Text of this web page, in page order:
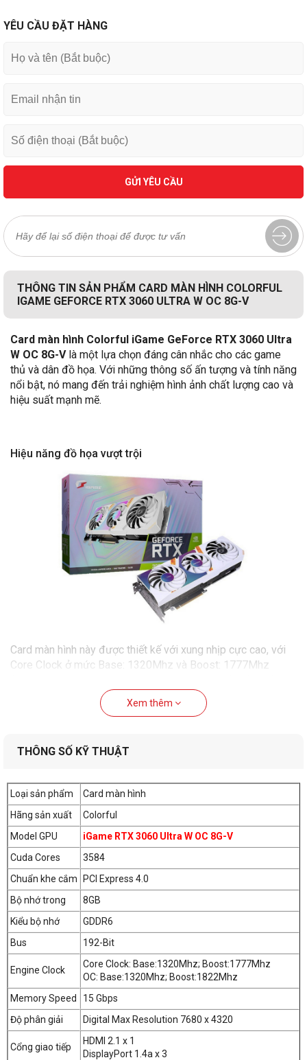
YÊU CẦU ĐẶT HÀNG
GỬI YÊU CẦU
THÔNG TIN SẢN PHẨM CARD MÀN HÌNH COLORFUL
IGAME GEFORCE RTX 3060 ULTRA W OC 8G-V
Card màn hình Colorful iGame GeForce RTX 3060 Ultra
W OC 8G-Vlà một lựa chọn đáng cân nhắc cho các game
thủ và dân đồ họa. Với những thông số ấn tượng và tính năng
nổi bật, nó mang đến trải nghiệm hình ảnh chất lượng cao và
hiệu suất mạnh mẽ.
Hiệu năng đồ họa vượt trội
Card màn hình này được thiết kế với xung nhịp cực cao, với
Core Clock ở mức Base: 1320Mhz và Boost: 1777Mhz
khả năng xử lý đồ họa nhanh chóng và giúp đáp ứng nhu cầu
xử lý đồ họa phức tạp. Card màn hình Colorful iGame
chất lượng cao. Với số nhân xử lý đồ họa lên đến 3584, bạn
xử lý đồ họa mạnh mẽ.
Bộ nhớ và băng thông cao
Với bộ nhớ VRAM 8GB GDDR6 192-Bit và băng thông bộ
nhớ 15GB/s, VGA Colorful iGame GeForce RTX 3060 Ultra W
Xem thêm
THÔNG SỐ KỸ THUẬT
Loại sản phẩm
Card màn hình
Hãng sản xuất
Colorful
Model GPU
iGame RTX 3060 Ultra W OC 8G-V
Cuda Cores
3584
Chuẩn khe cắm
PCI Express 4.0
Bộ nhớ trong
8GB
Kiểu bộ nhớ
GDDR6
Bus
192-Bit
Engine Clock
Core Clock: Base:1320Mhz; Boost:1777Mhz
OC: Base:1320Mhz; Boost:1822Mhz
Memory Speed
15 Gbps
Độ phân giải
Digital Max Resolution 7680 x 4320
Cổng giao tiếp
HDMI 2.1 x 1
DisplayPort 1.4a x 3